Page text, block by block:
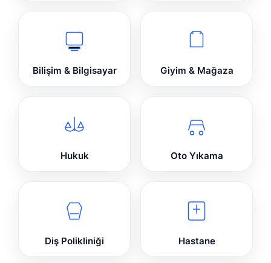
Bilişim & Bilgisayar Giyim & Mağaza
Hukuk Oto Yıkama
Diş Polikliniği Hastane